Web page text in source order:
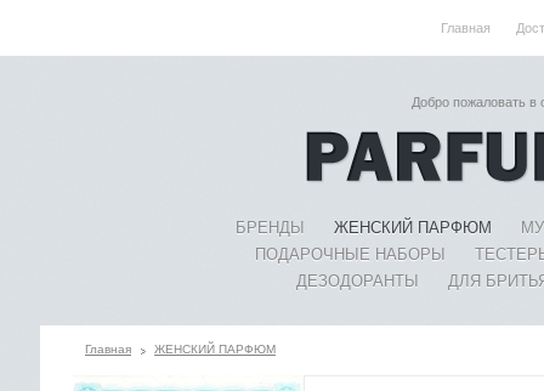
Главная
Добро пожаловать
БРЕНДЫ ЖЕНСКИЙ ПАРФЮМ
ПОДАРОЧНЫЕ НАБОРЫ
ДЕЗОДОРАНТЫ
ДЛЯ
Главная ЖЕНСКИЙ ПАРФЮМ